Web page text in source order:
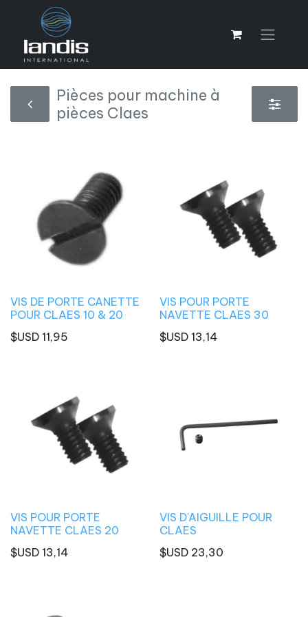
Pièces pour machine à
pièces Claes
VIS DE PORTE CANETTE
POUR CLAES 10 & 20
$USD 11,95
VIS POUR PORTE
NAVETTE CLAES 30
$USD 13,14
VIS POUR PORTE
NAVETTE CLAES 20
$USD 13,14
VIS D'AIGUILLE POUR
CLAES
$USD 23,30